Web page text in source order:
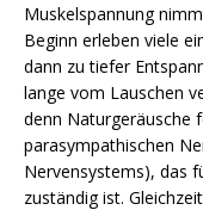
Muskelspannung
Beginn erleben viele
dann zu tiefer
lange vom Lauschen
denn Naturgeräusche
parasympathischen
Nervensystems), das
zuständig ist.